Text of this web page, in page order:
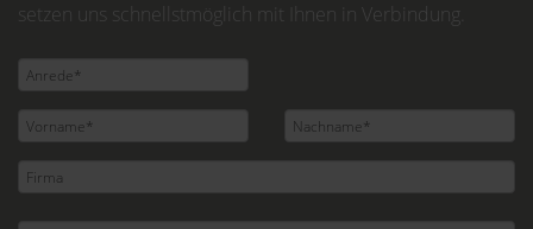
setzen uns schnellstmöglich mit Ihnen in Verbindung.